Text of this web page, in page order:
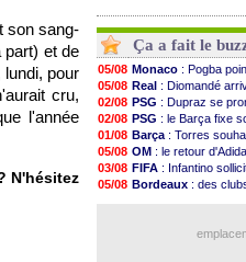
son sang-
part) et de
pour
cru,
l'année
N'hésitez
Ça a fait le
05/08 Monaco : Pogba
05/08 Real : Diomandé
02/08 PSG : Dupraz se
02/08 PSG : le Barça fixe
01/08 Barça : Torres
05/08 OM : le retour
03/08 FIFA : Infantino
05/08 Bordeaux : des